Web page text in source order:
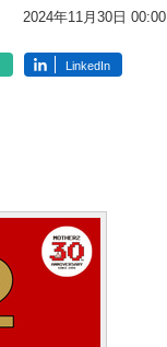
2024年11月30日 00:00
LinkedIn